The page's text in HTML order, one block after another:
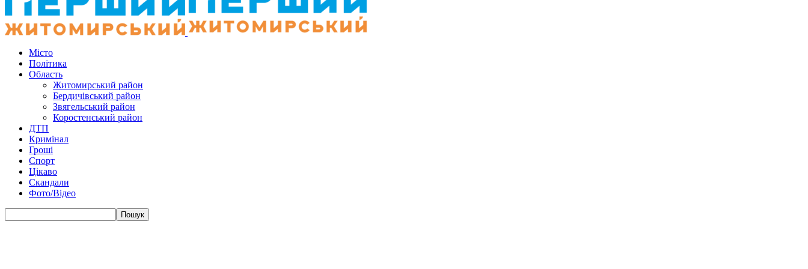
Місто
Політика
Область
Житомирський район
Бердичівський район
Звягельський район
Коростенський район
ДТП
Кримінал
Гроші
Спорт
Цікаво
Скандали
Фото/Відео